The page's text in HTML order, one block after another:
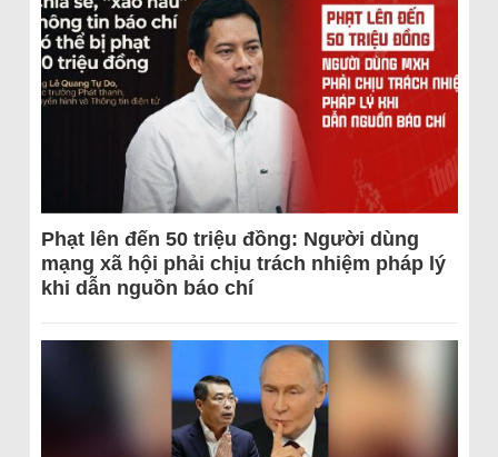
Phạt lên đến 50 triệu đồng: Người dùng
mạng xã hội phải chịu trách nhiệm pháp lý
khi dẫn nguồn báo chí